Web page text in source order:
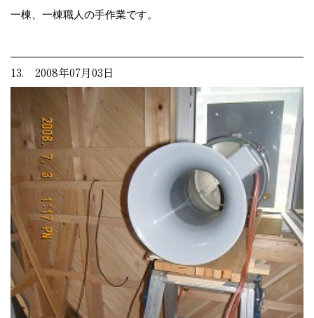
一棟、一棟職人の手作業です。
13. 2008年07月03日